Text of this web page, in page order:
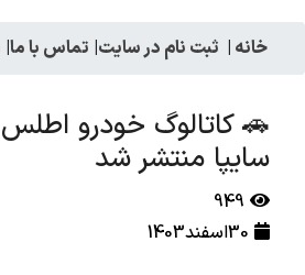
خانه | ثبت نام در سایت| تماس با ما|
سایپا منتشر شد
949
30اسفند1403